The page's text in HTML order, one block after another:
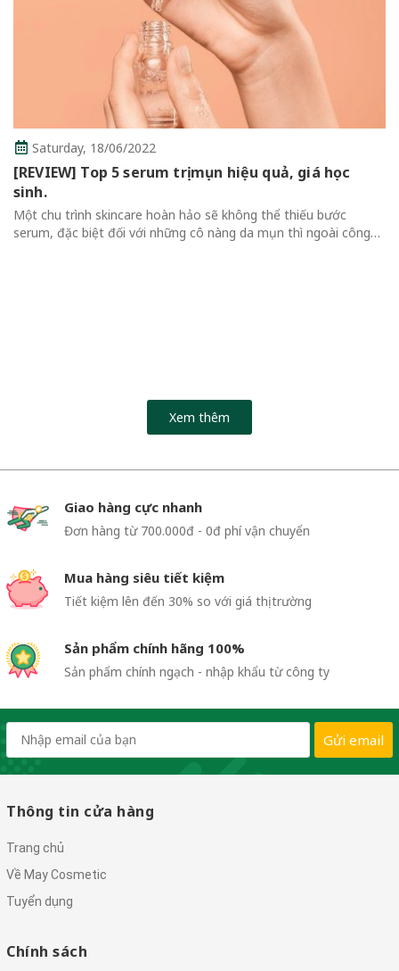
mụn hiệu quả, giá học
sẽ không thể thiếu bước
cô nàng da mụn thì ngoài công
Review Top 7
Không Thể Bỏ Qua
Xem thêm
Giao hàng cực nhanh
Đơn hàng từ 700.000đ - 0đ phí vận chuyển
Mua hàng siêu tiết kiệm
Tiết kiệm lên đến 30% so với giá thị trường
Sản phẩm chính hãng 100%
Sản phẩm chính ngạch - nhập khẩu từ công ty
Gửi email
Thông tin cửa hàng
Trang chủ
Về May Cosmetic
Tuyển dụng
Chính sách